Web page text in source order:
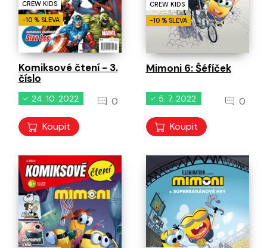
CREW KIDS
-10 % SLEVA
Komiksové čtení - 3.
číslo
24. 10. 2022 0
Koupit
CREW KIDS
-10 % SLEVA
Mimoni 6: Šéfíček
5. 7. 2022 0
Koupit